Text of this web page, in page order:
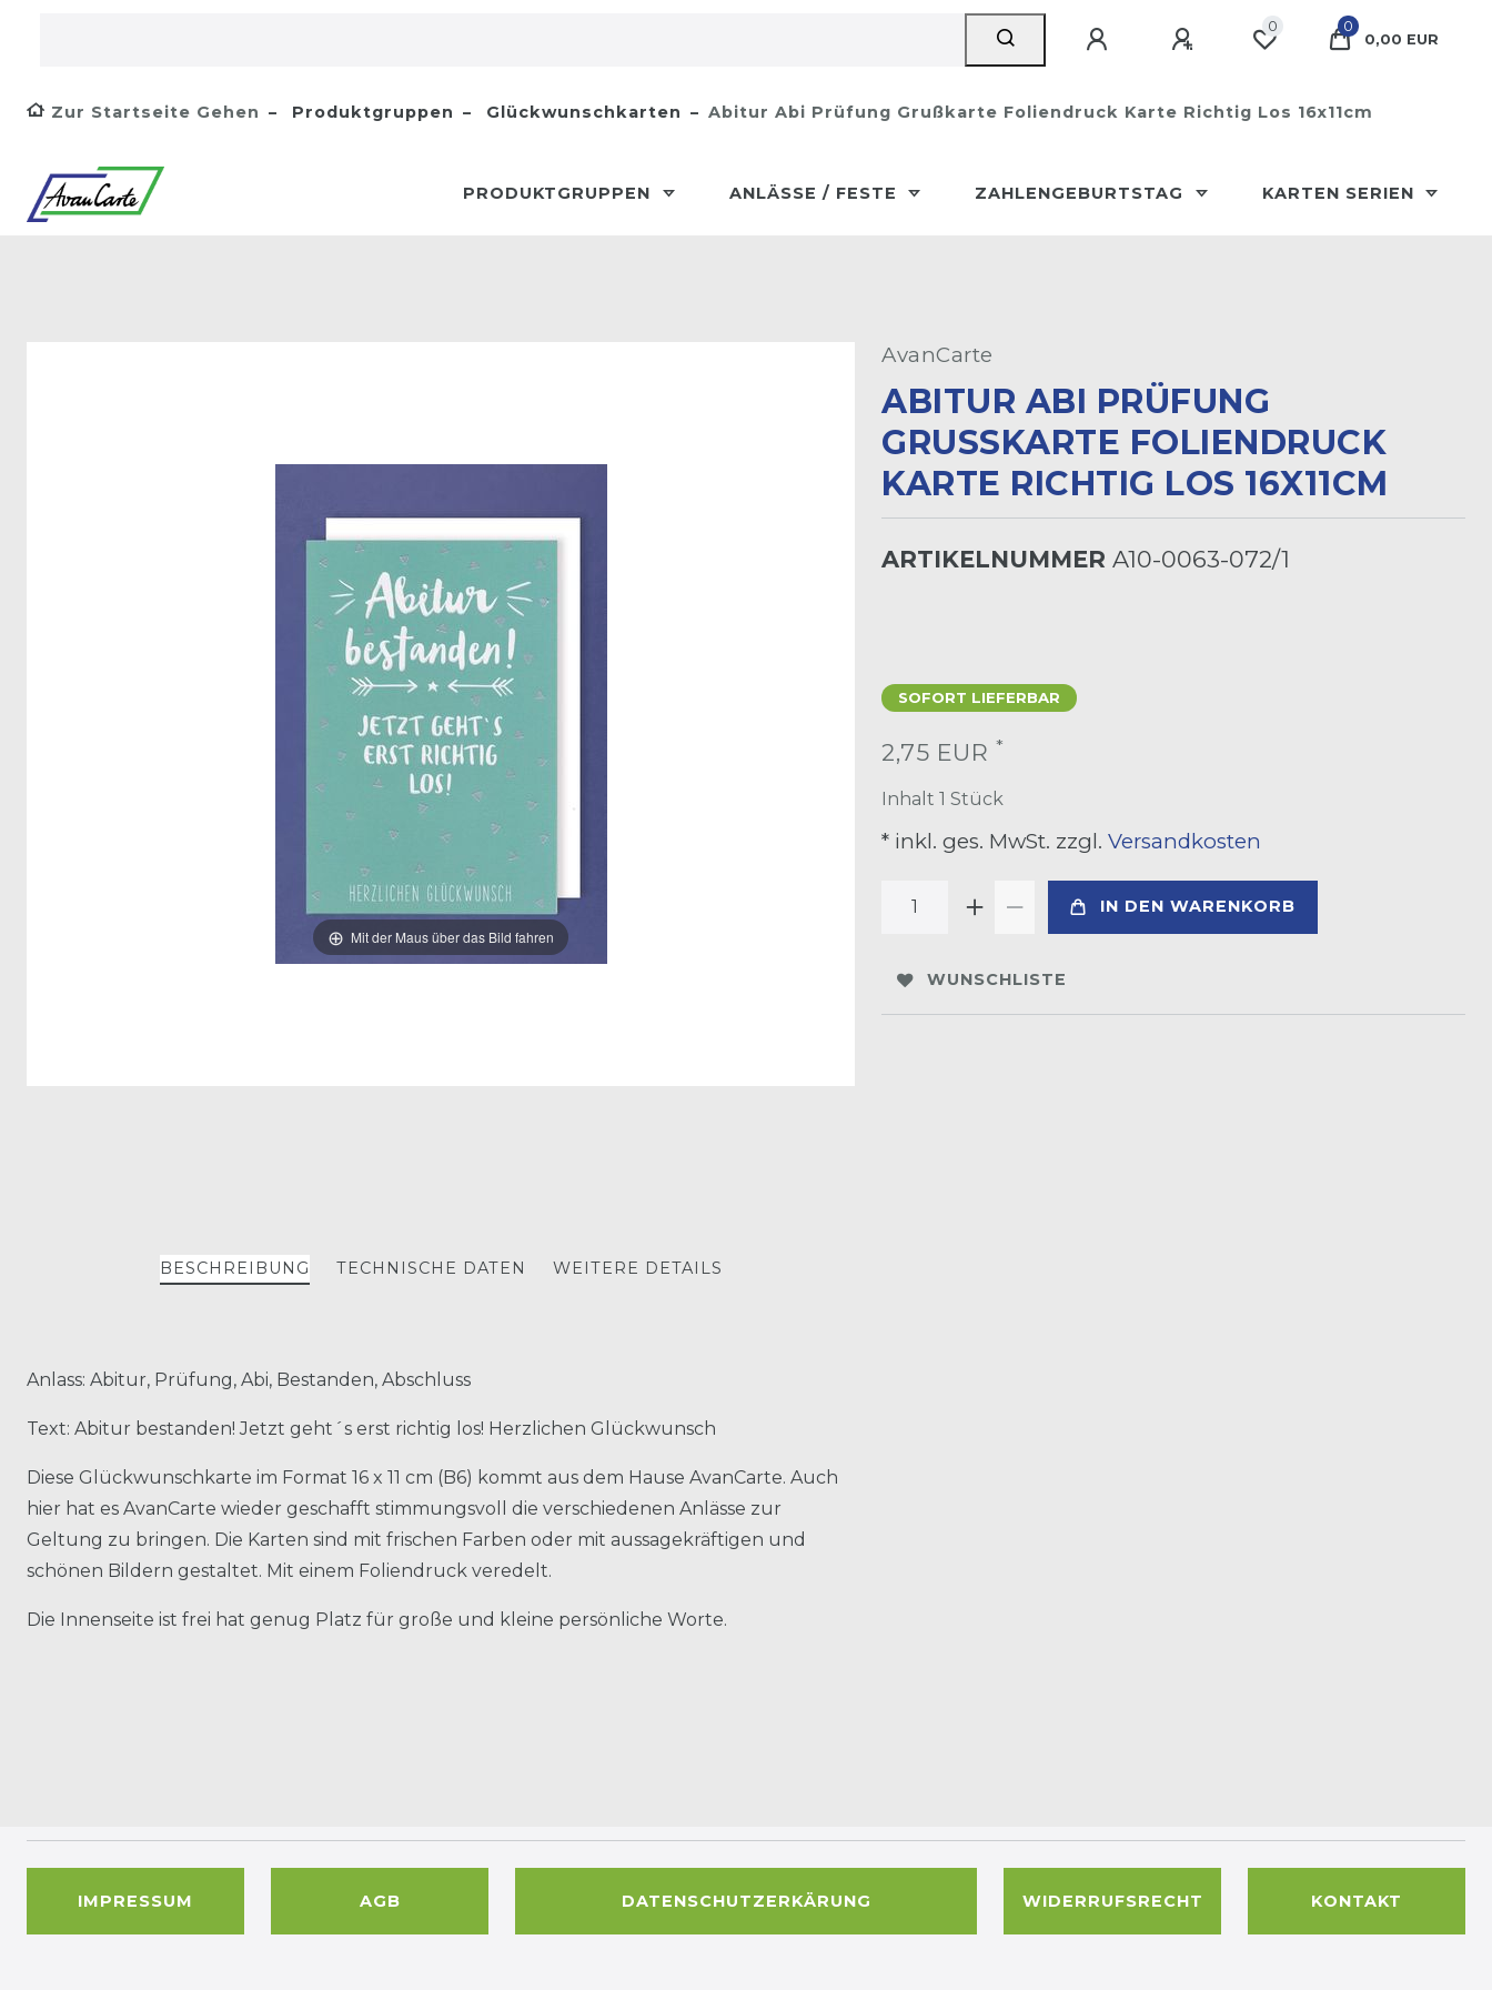
0
0
0,00 EUR
Zur Startseite Gehen Produktgruppen Glückwunschkarten Abitur Abi Prüfung Grußkarte Foliendruck Karte Richtig Los 16x11cm
PRODUKTGRUPPEN ANLÄSSE / FESTE ZAHLENGEBURTSTAG KARTEN SERIEN
Mit der Maus über das Bild fahren
AvanCarte
ABITUR ABI PRÜFUNG
GRUSSKARTE FOLIENDRUCK K
ARTE RICHTIG LOS 16X11CM
ARTIKELNUMMER A10-0063-072/1
SOFORT LIEFERBAR
2,75 EUR *
Inhalt 1 Stück
* inkl. ges. MwSt. zzgl. Versandkosten
IN DEN WARENKORB
WUNSCHLISTE
BESCHREIBUNG TECHNISCHE DATEN WEITERE DETAILS
Anlass: Abitur, Prüfung, Abi, Bestanden, Abschluss
Text: Abitur bestanden! Jetzt geht´s erst richtig los! Herzlichen Glückwunsch
Diese Glückwunschkarte im Format 16 x 11 cm (B6) kommt aus dem Hause AvanCarte. Auch
hier hat es AvanCarte wieder geschafft stimmungsvoll die verschiedenen Anlässe zur
Geltung zu bringen. Die Karten sind mit frischen Farben oder mit aussagekräftigen und
schönen Bildern gestaltet. Mit einem Foliendruck veredelt.
Die Innenseite ist frei hat genug Platz für große und kleine persönliche Worte.
IMPRESSUM AGB DATENSCHUTZERKÄRUNG WIDERRUFSRECHT KONTAKT